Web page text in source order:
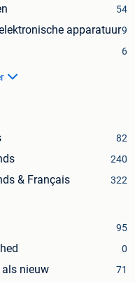
54
apparatuur9
6
82
240
& Français 322
95
0
nieuw 71